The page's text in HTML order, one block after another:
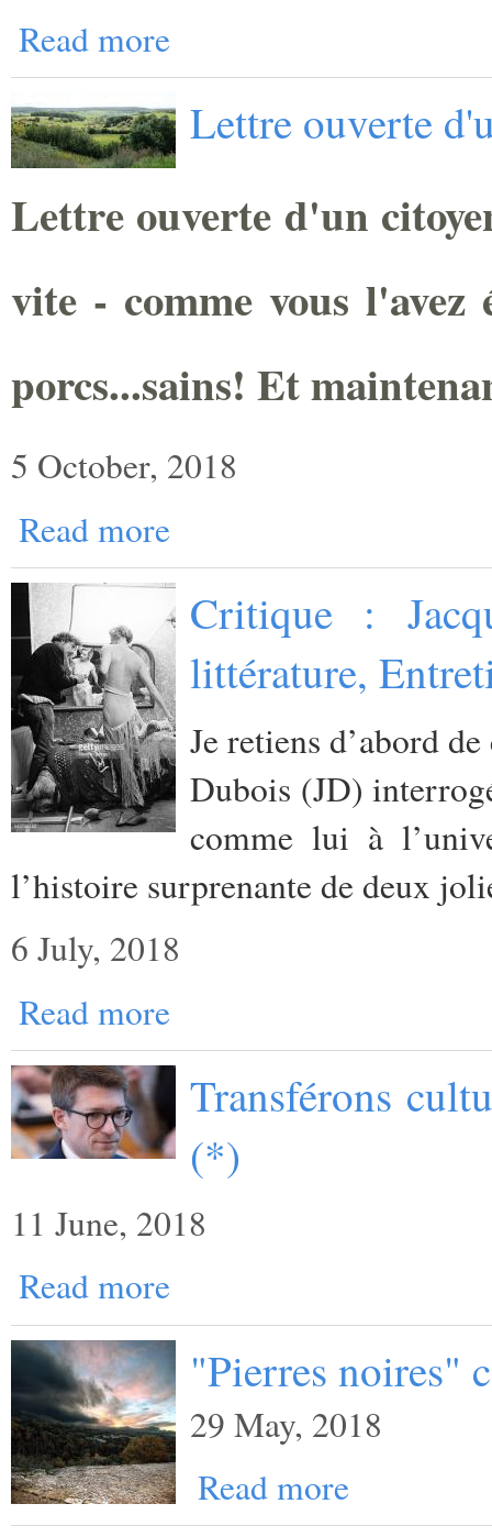
Read more
Lettre ouverte
Lettre ouverte d'un
vite - comme vous
porcs...sains! Et
5 October, 2018
Read more
Critique :
littérature,
Je retiens d’abord
Dubois (JD)
comme lui à
l’histoire surprenante de deux
6 July, 2018
Read more
Transférons
(*)
11 June, 2018
Read more
"Pierres noires"
29 May, 2018
Read more